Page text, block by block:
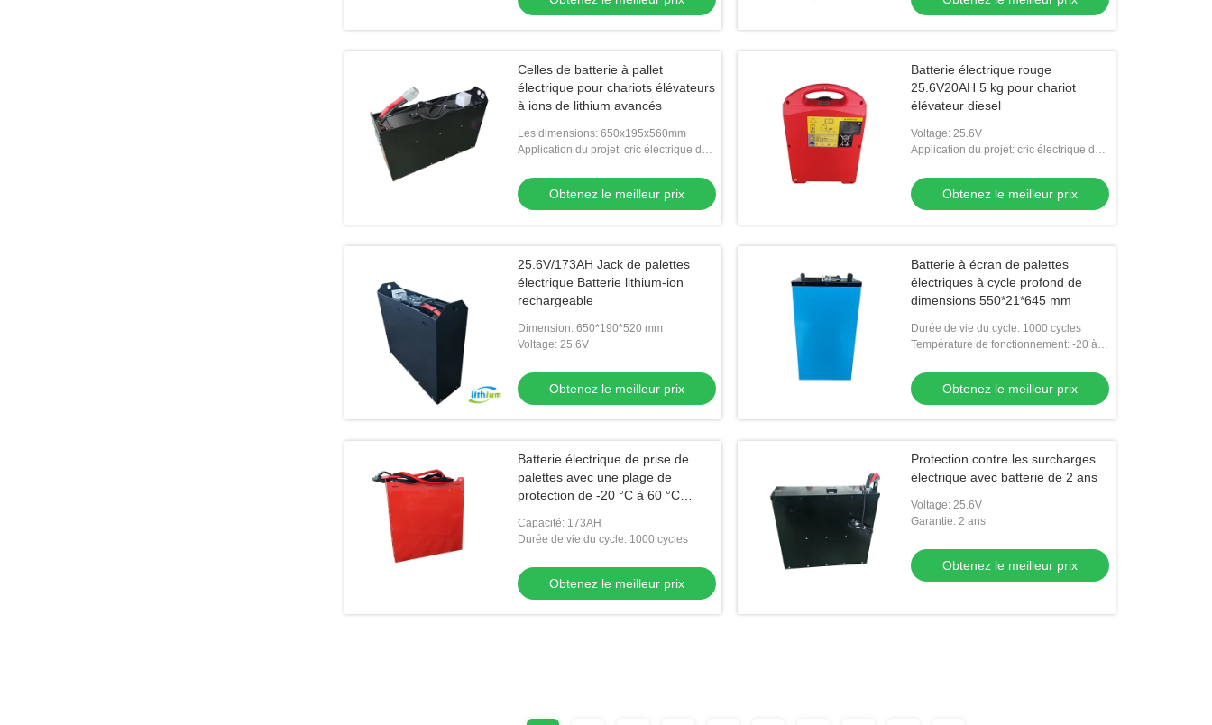
Celles de batterie à pallet
électrique pour chariots élévateurs
à ions de lithium avancés
Les dimensions: 650x195x560mm
Application du projet: cric électrique de
Obtenez le meilleur prix
Batterie électrique rouge
25.6V20AH 5 kg pour chariot
élévateur diesel
Voltage: 25.6V
Application du projet: cric électrique de
Obtenez le meilleur prix
25.6V/173AH Jack de palettes
électrique Batterie lithium-ion
rechargeable
Dimension: 650*190*520 mm
Voltage: 25.6V
Obtenez le meilleur prix
Batterie à écran de palettes
électriques à cycle profond de
dimensions 550*21*645 mm
Durée de vie du cycle: 1000 cycles
Température de fonctionnement: -20 à
Obtenez le meilleur prix
Batterie électrique de prise de
palettes avec une plage de
protection de -20 °C à 60 °C
Capacité: 173AH
Durée de vie du cycle: 1000 cycles
Obtenez le meilleur prix
Protection contre les surcharges
électrique avec batterie de 2 ans
Voltage: 25.6V
Garantie: 2 ans
Obtenez le meilleur prix